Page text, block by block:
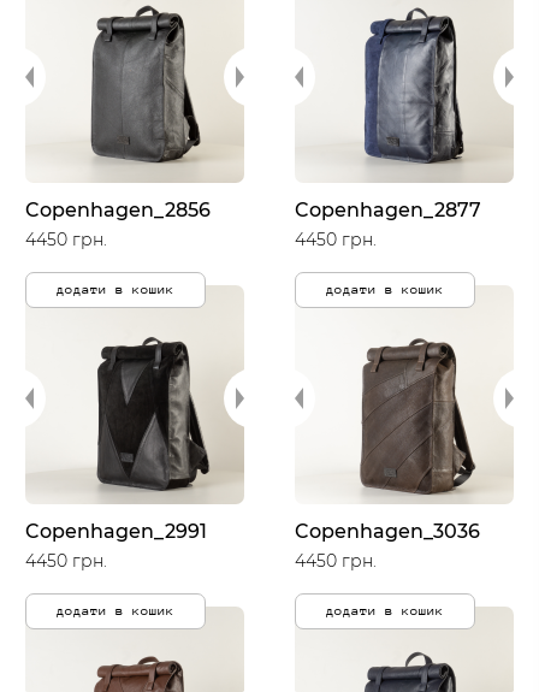
Copenhagen_2856
4450 грн.
додати в кошик
Copenhagen_2877
4450 грн.
додати в кошик
Copenhagen_2991
4450 грн.
додати в кошик
Copenhagen_3036
4450 грн.
додати в кошик